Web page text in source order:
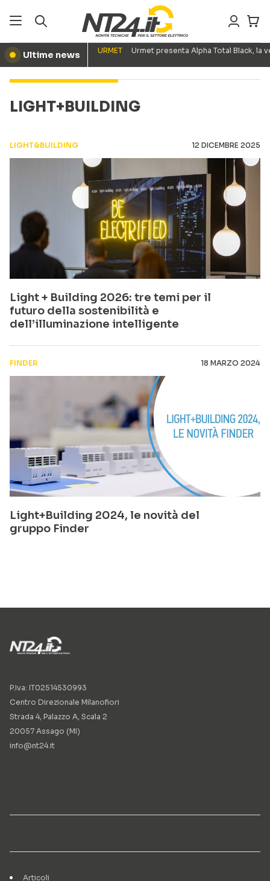
● Ultime news URMET Urmet presenta Alpha Total Black,
LIGHT+BUILDING
LIGHT&BUILDING 12 DICEMBRE 2025
Light + Building 2026: tre temi per il
futuro della sostenibilità e
dell’illuminazione intelligente
FINDER 18 MARZO 2024
Light+Building 2024, le novità del
gruppo Finder
P.Iva: IT02514530993
Centro Direzionale Milanofiori
Strada 4, Palazzo A, Scala 2
20057 Assago (MI)
info@nt24.it
Articoli